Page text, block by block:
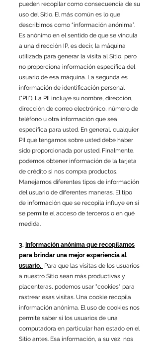
pueden recopilar como consecuencia de su
uso del Sitio. El más común es lo que
describimos como “información anónima”.
Es anónimo en el sentido de que se vincula
a una dirección IP, es decir, la máquina
utilizada para generar la visita al Sitio, pero
no proporciona información específica del
usuario de esa máquina. La segunda es
información de identificación personal
("PII"). La PII incluye su nombre, dirección,
dirección de correo electrónico, número de
teléfono u otra información que sea
específica para usted. En general, cualquier
PII que tengamos sobre usted debe haber
sido proporcionada por usted. Finalmente,
podemos obtener información de la tarjeta
de crédito si nos compra productos.
Manejamos diferentes tipos de información
del usuario de diferentes maneras. El tipo
de información que se recopila influye en si
se permite el acceso de terceros o en qué
medida.
3. Información anónima que recopilamos
para brindar una mejor experiencia al
usuario. Para que las visitas de los usuarios
a nuestro Sitio sean más productivas y
placenteras, podemos usar "cookies" para
rastrear esas visitas. Una cookie recopila
información anónima. El uso de cookies nos
permite saber si los usuarios de una
computadora en particular han estado en el
Sitio antes. Esa información, a su vez, nos